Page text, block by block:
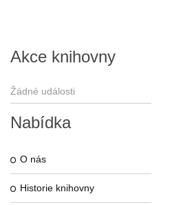
Akce knihovny
Žádné události
Nabídka
O nás
Historie knihovny